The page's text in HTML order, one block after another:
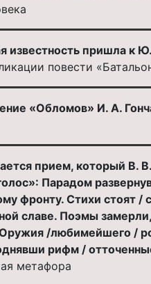
известность пришла к
повести
«Обломов» И. А.
прием, который В.
Парадом
фронту. Стихи стоят
славе. Поэмы
/любимейшего /
рифм /
метафора